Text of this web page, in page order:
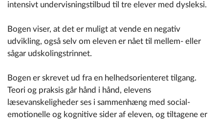
intensivt undervisningstilbud til tre elever med dysleksi.
Bogen viser, at det er muligt at vende en negativ
udvikling, også selv om eleven er nået til mellem- eller
sågar udskolingstrinnet.
Bogen er skrevet ud fra en helhedsorienteret tilgang.
Teori og praksis går hånd i hånd, elevens
læsevanskeligheder ses i sammenhæng med social-
emotionelle og kognitive sider af eleven, og tiltagene er